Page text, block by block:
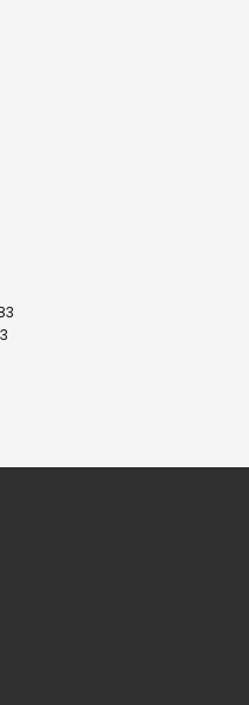
olmalı.